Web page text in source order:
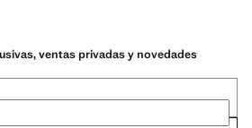
ventas privadas y novedades